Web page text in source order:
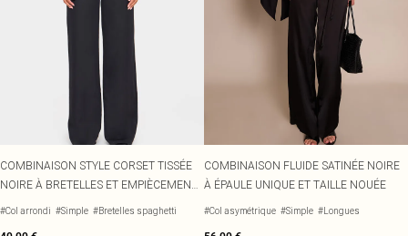
COMBINAISON STYLE CORSET TISSÉE
NOIRE À BRETELLES ET EMPIÈCEMENTS
EN DENTELLE
#Col arrondi #Simple #Bretelles spaghetti
COMBINAISON FLUIDE SATINÉE NOIRE
À ÉPAULE UNIQUE ET TAILLE NOUÉE
#Col asymétrique #Simple #Longues